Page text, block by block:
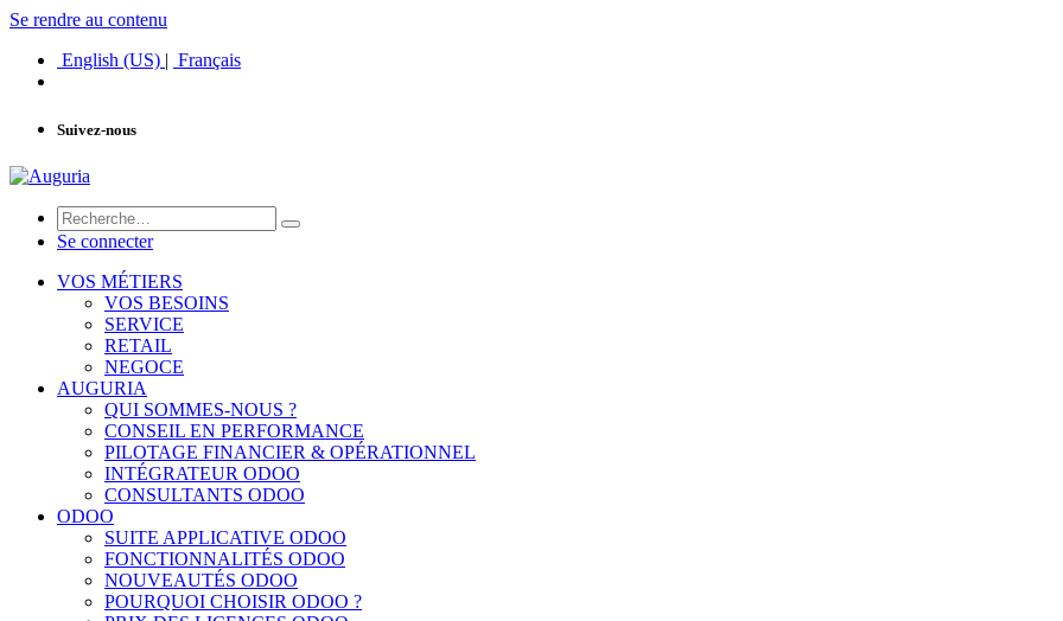
Se rendre au contenu
English (US) | Français
Suivez-nous
Se connecter
VOS MÉTIERS
VOS BESOINS
SERVICE
RETAIL
NEGOCE
AUGURIA
QUI SOMMES-NOUS ?
CONSEIL EN PERFORMANCE
PILOTAGE FINANCIER & OPÉRATIONNEL
INTÉGRATEUR ODOO
CONSULTANTS ODOO
ODOO
SUITE APPLICATIVE ODOO
FONCTIONNALITÉS ODOO
NOUVEAUTÉS ODOO
POURQUOI CHOISIR ODOO ?